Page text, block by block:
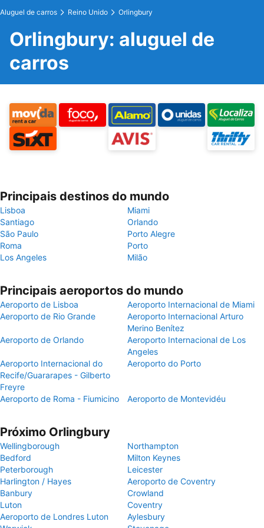
Aluguel de carros Reino Unido Orlingbury
Orlingbury: aluguel de
carros
Principais destinos do mundo
Lisboa
Miami
Santiago
Orlando
São Paulo
Porto Alegre
Roma
Porto
Los Angeles
Milão
Principais aeroportos do mundo
Aeroporto de Lisboa
Aeroporto Internacional de Miami
Aeroporto de Rio Grande
Aeroporto Internacional Arturo
Merino Benítez
Aeroporto de Orlando
Aeroporto Internacional de Los
Angeles
Aeroporto Internacional do
Recife/Guararapes - Gilberto
Freyre
Aeroporto do Porto
Aeroporto de Roma - Fiumicino Aeroporto de Montevidéu
Próximo Orlingbury
Wellingborough
Northampton
Bedford
Milton Keynes
Peterborough
Leicester
Harlington / Hayes
Aeroporto de Coventry
Banbury
Crowland
Luton
Coventry
Aeroporto de Londres Luton
Aylesbury